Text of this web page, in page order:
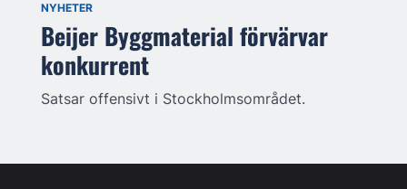
NYHETER
Beijer Byggmaterial förvärvar
konkurrent
Satsar offensivt i Stockholmsområdet.